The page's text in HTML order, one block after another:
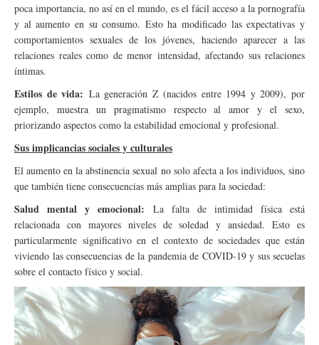
poca importancia, no así en el mundo, es el fácil acceso a la pornografía
y al aumento en su consumo. Esto ha modificado las expectativas y
comportamientos sexuales de los jóvenes, haciendo aparecer a las
relaciones reales como de menor intensidad, afectando sus relaciones
íntimas.
Estilos de vida: La generación Z (nacidos entre 1994 y 2009), por
ejemplo, muestra un pragmatismo respecto al amor y el sexo,
priorizando aspectos como la estabilidad emocional y profesional.
Sus implicancias sociales y culturales
El aumento en la abstinencia sexual no solo afecta a los individuos, sino
que también tiene consecuencias más amplias para la sociedad:
Salud mental y emocional: La falta de intimidad física está
relacionada con mayores niveles de soledad y ansiedad. Esto es
particularmente significativo en el contexto de sociedades que están
viviendo las consecuencias de la pandemia de COVID-19 y sus secuelas
sobre el contacto físico y social.